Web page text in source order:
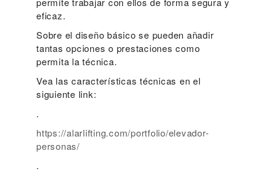
eficaz.
Sobre el diseño básico se pueden añadir
tantas opciones o prestaciones como
permita la técnica.
Vea las características técnicas en el
siguiente link:
.
https://alarlifting.com/portfolio/elevador-
personas/
.